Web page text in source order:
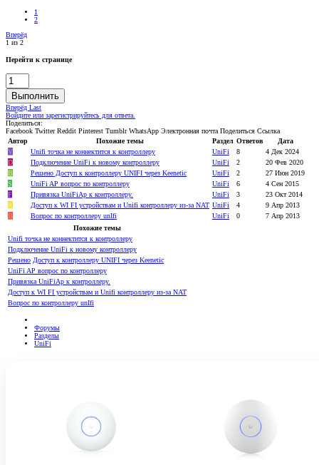
1
2
Вперёд
1 из 2
Перейти к странице
Выполнить
Вперёд Last
Войдите или зарегистрируйтесь для ответа.
Поделиться:
Facebook Twitter Reddit Pinterest Tumblr WhatsApp Электронная почта Поделиться Ссылка
Автор
Похожие темы Раздел Ответов
Дата
V
Unifi точка не коннектится к контроллеру UniFi 8
4 Дек 2024
D
Подключение UniFi к новому контроллеру UniFi 2
20 Фев 2020
B
Решено Доступ к контроллеру UNIFI через Keenetic UniFi 2
27 Июн 2019
S
UniFi AP вопрос по контроллеру UniFi 6
4 Сен 2015
F
Привязка UniFiAp к контроллеру. UniFi 3
23 Окт 2014
R
Доступ к WI FI устройствам и Unifi контроллеру из-за NAT UniFi 4
9 Апр 2013
B
Вопрос по контроллеру unIfi UniFi 0
7 Апр 2013
Похожие темы
Unifi точка не коннектится к контроллеру
Подключение UniFi к новому контроллеру
Решено Доступ к контроллеру UNIFI через Keenetic
UniFi AP вопрос по контроллеру
Привязка UniFiAp к контроллеру.
Доступ к WI FI устройствам и Unifi контроллеру из-за NAT
Вопрос по контроллеру unIfi
Форумы
Разделы
UniFi